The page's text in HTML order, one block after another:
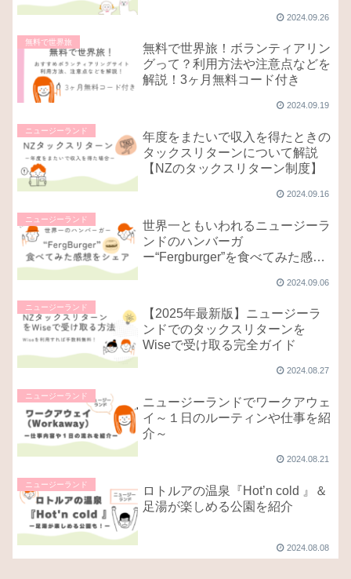
2024.09.26
無料で世界旅
無料で世界旅！ボランティアリン
グって？利用方法や注意点などを
解説！3ヶ月無料コード付き
2024.09.19
ニュージーランド
年度をまたいで収入を得たときの
タックスリターンについて解説
【NZのタックスリターン制度】
2024.09.16
ニュージーランド
世界一ともいわれるニュージーラ
ンドのハンバーガ
ー“Fergburger”を食べてみた感想
2024.09.06
ニュージーランド
【2025年最新版】ニュージーラ
ンドでのタックスリターンを
Wiseで受け取る完全ガイド
2024.08.27
ニュージーランド
ニュージーランドでワークアウェ
イ～１日のルーティンや仕事を紹
介～
2024.08.21
ニュージーランド
ロトルアの温泉『Hot’n cold 』＆
足湯が楽しめる公園を紹介
2024.08.08